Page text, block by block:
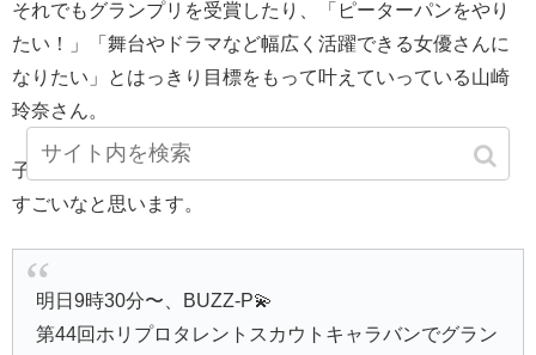
それでもグランプリを受賞したり、「ピーターパンをやり
たい！」「舞台やドラマなど幅広く活躍できる女優さんに
なりたい」とはっきり目標をもって叶えていっている山崎
玲奈さん。
子供を信じて引っ張っていっているのは、親として本当に
すごいなと思います。
明日9時30分〜、BUZZ-P💫
第44回ホリプロタレントスカウトキャラバンでグラン